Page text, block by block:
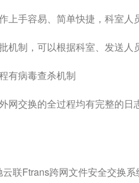
上手容易、简单快捷，科室
机制，可以根据科室、发送
有病毒查杀机制
网交换的全过程均有完整的日
联Ftrans跨网文件安全交换